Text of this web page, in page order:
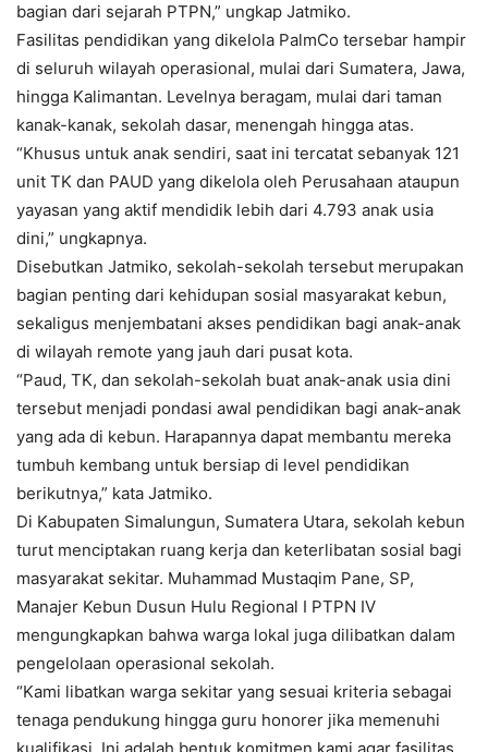
bagian dari sejarah PTPN,” ungkap Jatmiko.
Fasilitas pendidikan yang dikelola PalmCo tersebar hampir
di seluruh wilayah operasional, mulai dari Sumatera, Jawa,
hingga Kalimantan. Levelnya beragam, mulai dari taman
kanak-kanak, sekolah dasar, menengah hingga atas.
“Khusus untuk anak sendiri, saat ini tercatat sebanyak 121
unit TK dan PAUD yang dikelola oleh Perusahaan ataupun
yayasan yang aktif mendidik lebih dari 4.793 anak usia
dini,” ungkapnya.
Disebutkan Jatmiko, sekolah-sekolah tersebut merupakan
bagian penting dari kehidupan sosial masyarakat kebun,
sekaligus menjembatani akses pendidikan bagi anak-anak
di wilayah remote yang jauh dari pusat kota.
“Paud, TK, dan sekolah-sekolah buat anak-anak usia dini
tersebut menjadi pondasi awal pendidikan bagi anak-anak
yang ada di kebun. Harapannya dapat membantu mereka
tumbuh kembang untuk bersiap di level pendidikan
berikutnya,” kata Jatmiko.
Di Kabupaten Simalungun, Sumatera Utara, sekolah kebun
turut menciptakan ruang kerja dan keterlibatan sosial bagi
masyarakat sekitar. Muhammad Mustaqim Pane, SP,
Manajer Kebun Dusun Hulu Regional I PTPN IV
mengungkapkan bahwa warga lokal juga dilibatkan dalam
pengelolaan operasional sekolah.
“Kami libatkan warga sekitar yang sesuai kriteria sebagai
tenaga pendukung hingga guru honorer jika memenuhi